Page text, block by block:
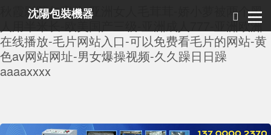
秋霞影院午夜伦-亚洲女人毛茸茸-娇小萝被两个黑
人用半米长-欧美国产三级-亚洲成人777-亚洲欧洲
在线播放-毛片网站入口-可以免费看毛片的网站-黄
色av网站网址-男女爆操视频-久久躁日日躁
aaaaxxxx
沈陽包裝機器